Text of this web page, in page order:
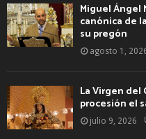
Miguel Ángel
canónica de
su pregón
agosto 1,
La Virgen del
procesión el
julio 9, 2026